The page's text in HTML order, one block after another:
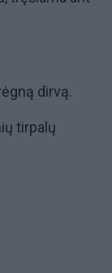
dirvą.
tirpalų